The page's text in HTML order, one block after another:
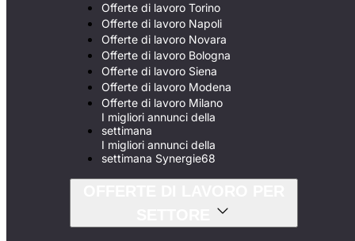
Offerte di lavoro Torino
Offerte di lavoro Napoli
Offerte di lavoro Novara
Offerte di lavoro Bologna
Offerte di lavoro Siena
Offerte di lavoro Modena
Offerte di lavoro Milano
I migliori annunci della
settimana
I migliori annunci della
settimana Synergie68